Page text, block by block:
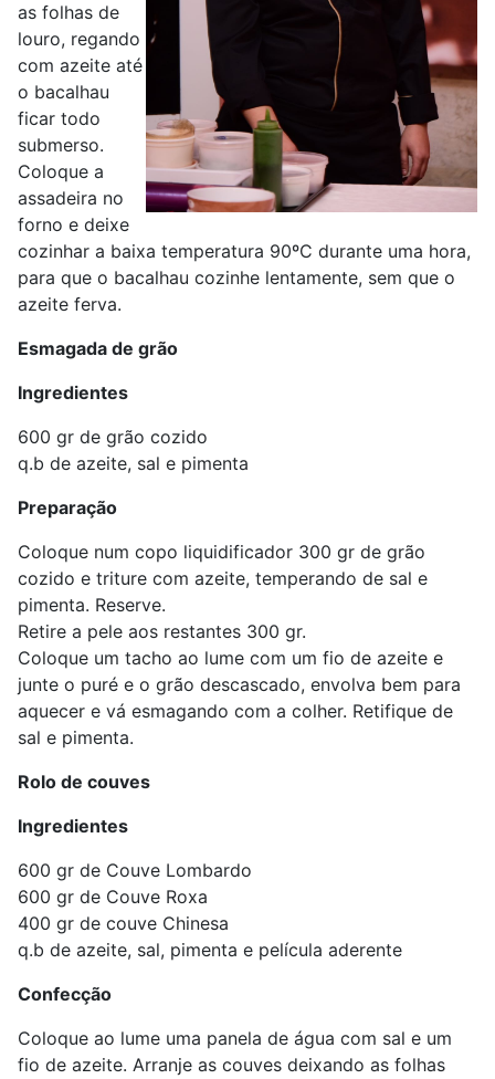
as folhas de
louro, regando
com azeite até
o bacalhau
ficar todo
submerso.
Coloque a
assadeira no
forno e deixe
cozinhar a baixa temperatura 90ºC durante uma hora,
para que o bacalhau cozinhe lentamente, sem que o
azeite ferva.
Esmagada de grão
Ingredientes
600 gr de grão cozido
q.b de azeite, sal e pimenta
Preparação
Coloque num copo liquidificador 300 gr de grão
cozido e triture com azeite, temperando de sal e
pimenta. Reserve.
Retire a pele aos restantes 300 gr.
Coloque um tacho ao lume com um fio de azeite e
junte o puré e o grão descascado, envolva bem para
aquecer e vá esmagando com a colher. Retifique de
sal e pimenta.
Rolo de couves
Ingredientes
600 gr de Couve Lombardo
600 gr de Couve Roxa
400 gr de couve Chinesa
q.b de azeite, sal, pimenta e película aderente
Confecção
Coloque ao lume uma panela de água com sal e um
fio de azeite. Arranje as couves deixando as folhas